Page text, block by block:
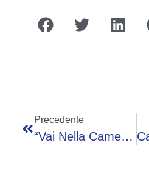
Precedente
“Vai Nella Camera A Gas”, Insulti Choc Sui Social A Una Prof Dell’università Di Pisa: Denunciato 40enne